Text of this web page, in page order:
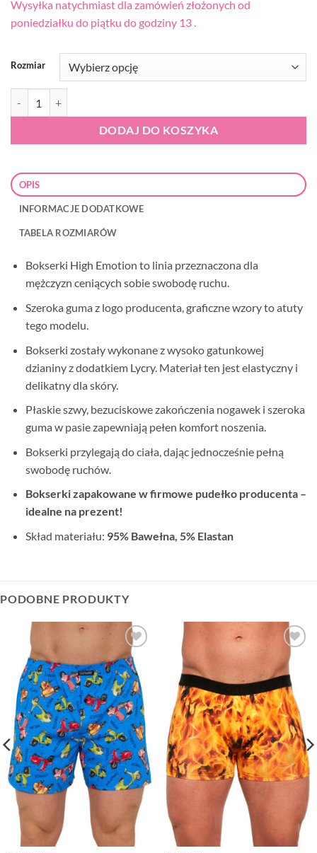
Wysyłka natychmiast dla zamówień złożonych od
poniedziałku do piątku do godziny 13 .
Rozmiar
DODAJ DO KOSZYKA
OPIS
INFORMACJE DODATKOWE
TABELA ROZMIARÓW
Bokserki High Emotion to linia przeznaczona dla
mężczyzn ceniących sobie swobodę ruchu.
Szeroka guma z logo producenta, graficzne wzory to atuty
tego modelu.
Bokserki zostały wykonane z wysoko gatunkowej
dzianiny z dodatkiem Lycry. Materiał ten jest elastyczny i
delikatny dla skóry.
Płaskie szwy, bezuciskowe zakończenia nogawek i szeroka
guma w pasie zapewniają pełen komfort noszenia.
Bokserki przylegają do ciała, dając jednocześnie pełną
swobodę ruchów.
Bokserki zapakowane w firmowe pudełko producenta –
idealne na prezent!
Skład materiału: 95% Bawełna, 5% Elastan
PODOBNE PRODUKTY